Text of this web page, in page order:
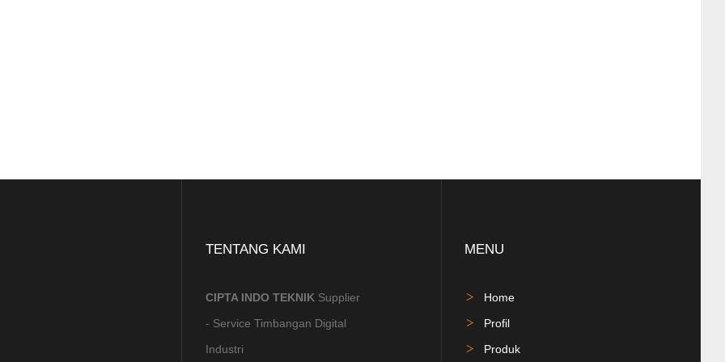
TENTANG KAMI
CIPTA INDO TEKNIK Supplier
- Service Timbangan Digital
Industri
MENU
Home
Profil
Produk